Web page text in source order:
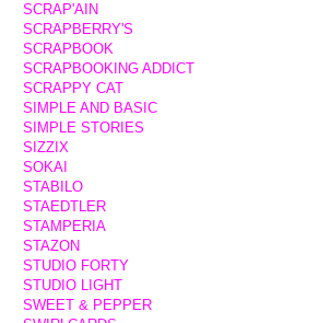
SCRAP'AIN
SCRAPBERRY'S
SCRAPBOOK
SCRAPBOOKING ADDICT
SCRAPPY CAT
SIMPLE AND BASIC
SIMPLE STORIES
SIZZIX
SOKAI
STABILO
STAEDTLER
STAMPERIA
STAZON
STUDIO FORTY
STUDIO LIGHT
SWEET & PEPPER